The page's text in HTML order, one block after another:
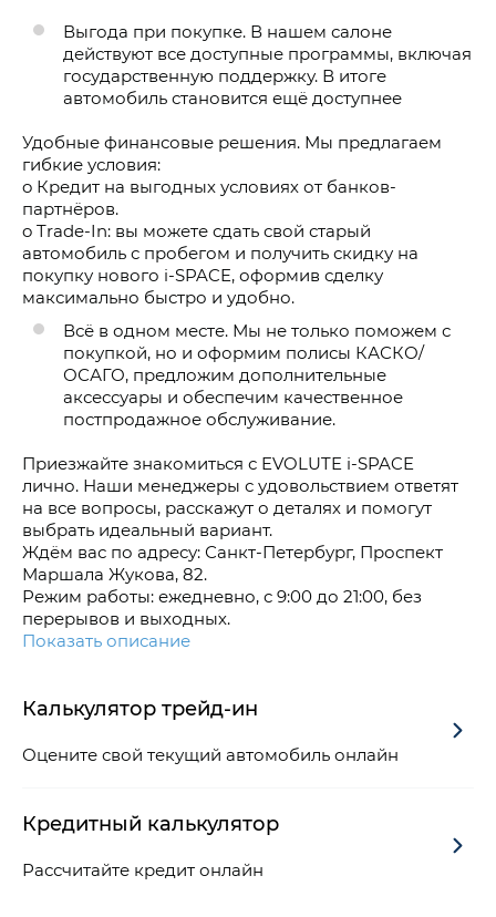
Выгода при покупке. В нашем салоне
действуют все доступные программы, включая
государственную поддержку. В итоге
автомобиль становится ещё доступнее
Удобные финансовые решения. Мы предлагаем
гибкие условия:
o Кредит на выгодных условиях от банков-
партнёров.
o Trade-In: вы можете сдать свой старый
автомобиль с пробегом и получить скидку на
покупку нового i-SPACE, оформив сделку
максимально быстро и удобно.
Всё в одном месте. Мы не только поможем с
покупкой, но и оформим полисы КАСКО/
ОСАГО, предложим дополнительные
аксессуары и обеспечим качественное
постпродажное обслуживание.
Приезжайте знакомиться с EVOLUTE i-SPACE
лично. Наши менеджеры с удовольствием ответят
на все вопросы, расскажут о деталях и помогут
выбрать идеальный вариант.
Ждём вас по адресу: Санкт-Петербург, Проспект
Маршала Жукова, 82.
Режим работы: ежедневно, с 9:00 до 21:00, без
перерывов и выходных.
Показать описание
Калькулятор трейд-ин
Оцените свой текущий автомобиль онлайн
Кредитный калькулятор
Рассчитайте кредит онлайн